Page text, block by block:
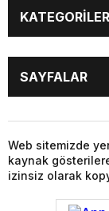
KATEGORİLER
BİYOGRAFİLER
EĞİTİM
FOTO GALERİ
GÜNDEM
MAGAZİN
SİYASET
SAYFALAR
EĞİTİM
FOTO GALERİ
GÜNDEM
MAGAZİN
Web sitemizde
kaynak
izinsiz olarak